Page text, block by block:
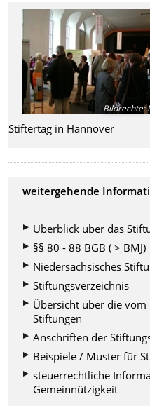
Bildrechte:
Stiftertag in Hannover
weitergehende
Überblick über das
§§ 80 - 88 BGB ( > BMJ)
Niedersächsisches
Stiftungsverzeichnis
Übersicht über die
Stiftungen
Anschriften der
Beispiele / Muster für
steuerrechtliche
Gemeinnützigkeit